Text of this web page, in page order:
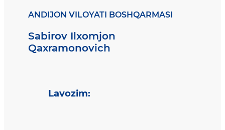
ANDIJON VILOYATI BOSHQARMASI
Sabirov Ilxomjon
Qaxramonovich
Lavozim: